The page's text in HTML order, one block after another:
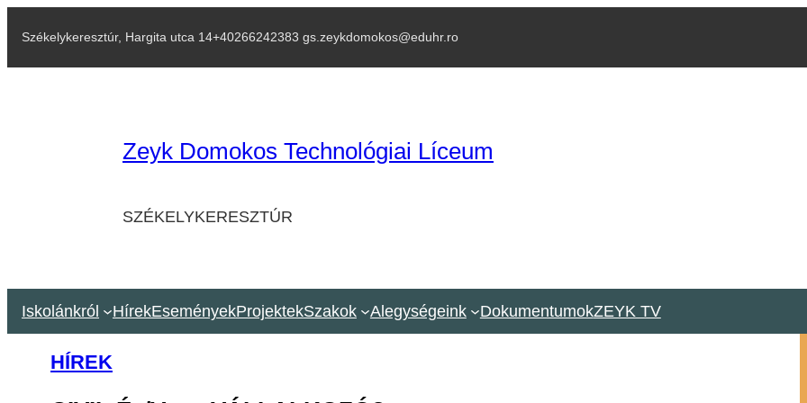
Székelykeresztúr, Hargita utca 14+40266242383 gs.zeykdomokos@eduhr.ro
Zeyk Domokos Technológiai Líceum
SZÉKELYKERESZTÚR
Iskolánkról HírekEseményekProjektekSzakok Alegységeink DokumentumokZEYK TV
HÍREK